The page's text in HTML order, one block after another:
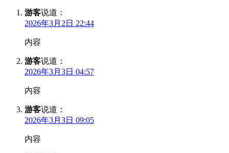
游客说道：
2026年3月2日 22:44
内容
游客说道：
2026年3月3日 04:57
内容
游客说道：
2026年3月3日 09:05
内容